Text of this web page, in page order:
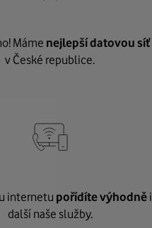
Máme nejlepší datovou síť
v České republice.
internetu pořídíte výhodněi
další naše služby.